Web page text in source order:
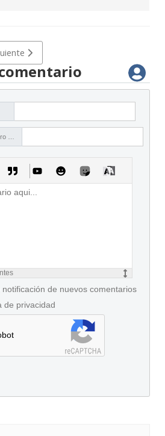
CC 011 Cuestionario entendimiento
siguiente: D-CC 008 Cuestionario
notificación de nuevos comentarios
de privacidad